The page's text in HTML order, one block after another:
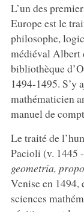
L’un des
Europe est le
philosophe,
médiéval Albert
bibliothèque
1494-1495. S’y
mathématicien
manuel de
Le traité de
Pacioli (v. 1445
geometria,
Venise en 1494,
sciences